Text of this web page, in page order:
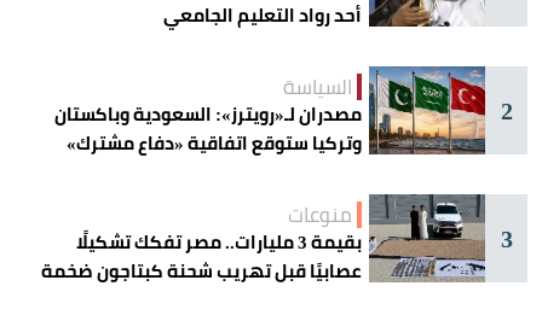
أحد رواد التعليم الجامعي
2
السياسة
مصدران لـ«رويترز»: السعودية وباكستان
وتركيا ستوقع اتفاقية «دفاع مشترك»
3
منوعات
بقيمة 3 مليارات.. مصر تفكك تشكيلًا
عصابيًا قبل تهريب شحنة كبتاجون ضخمة